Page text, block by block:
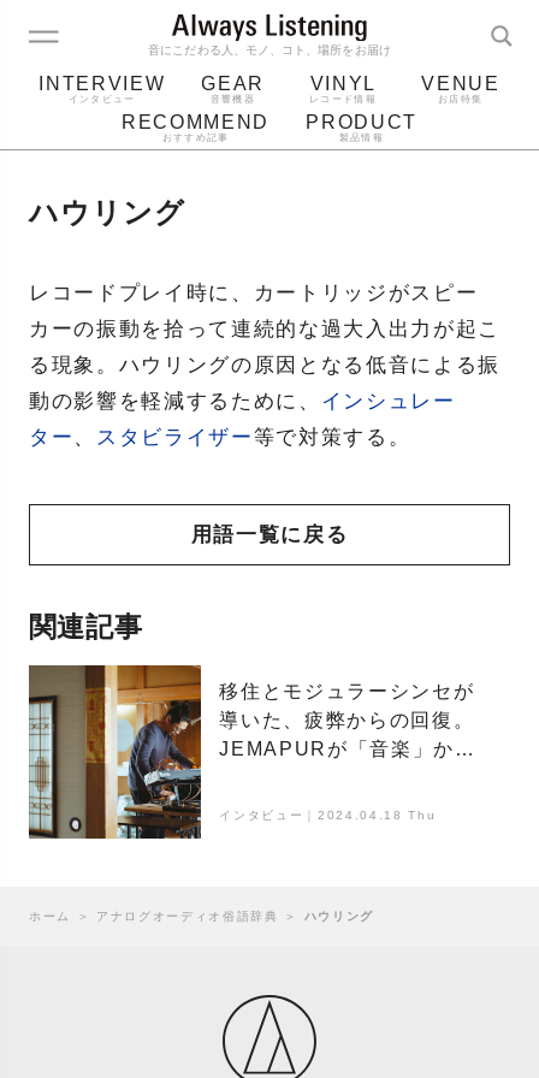
音にこだわる人、モノ、コト、場所をお届け
INTERVIEW
インタビュー
GEAR
音響機器
VINYL
レコード情報
VENUE
お店特集
RECOMMEND
おすすめ記事
PRODUCT
製品情報
ジャケット
ハウリング
レコードプレイ時に、カートリッジがスピー
カーの振動を拾って連続的な過大入出力が起こ
る現象。ハウリングの原因となる低音による振
動の影響を軽減するために、 インシュレー
ター 、 スタビライザー等で対策する。
用語一覧に戻る
関連記事
移住とモジュラーシンセが
導いた、疲弊からの回復。
JEMAPURが「音楽」から
インタビュー｜2024.04.18 Thu
ホーム ＞ アナログオーディオ俗語辞典 ＞ ハウリング